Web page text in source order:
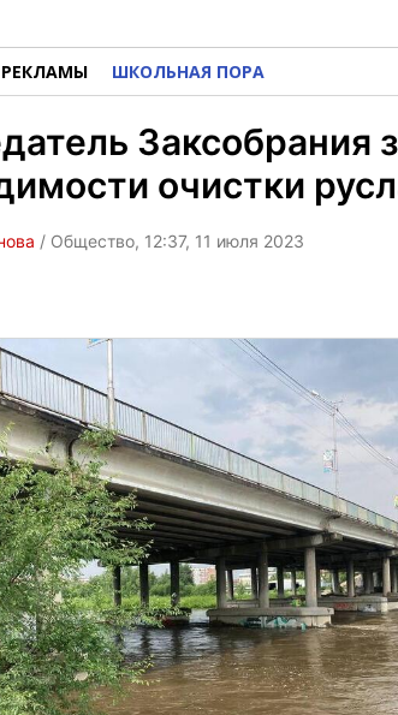
ШКОЛЬНАЯ ПОРА
Заксобрания
очистки
/ Общество, 12:37, 11 июля 2023